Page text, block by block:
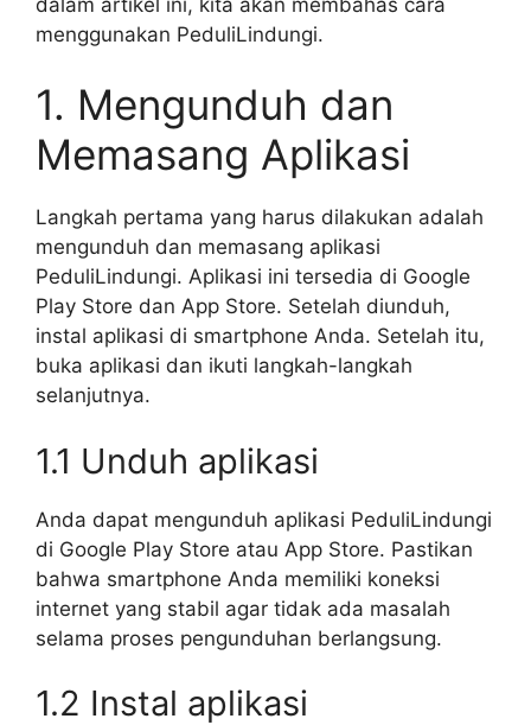
menggunakan PeduliLindungi.
1. Mengunduh dan
Memasang Aplikasi
Langkah pertama yang harus dilakukan adalah
mengunduh dan memasang aplikasi
PeduliLindungi. Aplikasi ini tersedia di Google
Play Store dan App Store. Setelah diunduh,
instal aplikasi di smartphone Anda. Setelah itu,
buka aplikasi dan ikuti langkah-langkah
selanjutnya.
1.1 Unduh aplikasi
Anda dapat mengunduh aplikasi PeduliLindungi
di Google Play Store atau App Store. Pastikan
bahwa smartphone Anda memiliki koneksi
internet yang stabil agar tidak ada masalah
selama proses pengunduhan berlangsung.
1.2 Instal aplikasi